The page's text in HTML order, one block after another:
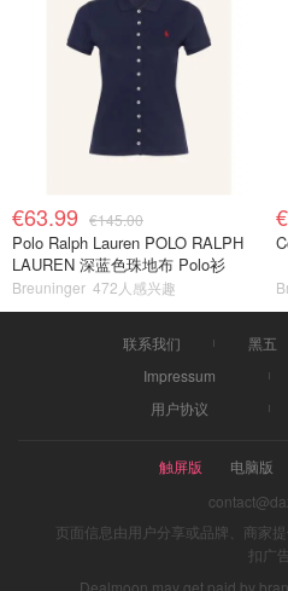
€63.99 €145.00
Polo Ralph Lauren POLO RALPH
LAUREN 深蓝色珠地布 Polo衫
Breuninger 472人感兴趣
联系我们 黑五
Impressum
用户协议
触屏版 电脑版
页面信息由用户分享或品牌、商家
扣广
Dealmoon may get paid by